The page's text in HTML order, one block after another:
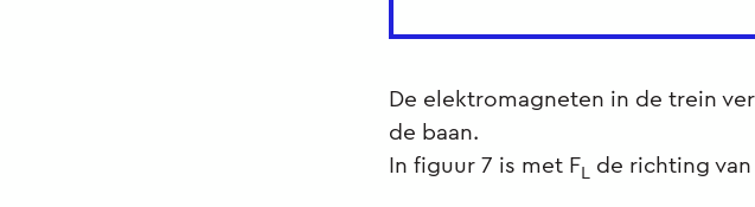
De elektromagneten in de trein
de baan.
In figuur 7 is met FL de richting